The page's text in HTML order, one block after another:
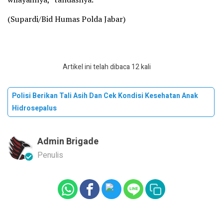
(Supardi/Bid Humas Polda Jabar)
Artikel ini telah dibaca 12 kali
Polisi Berikan Tali Asih Dan Cek Kondisi Kesehatan Anak
Hidrosepalus
Admin Brigade
Penulis